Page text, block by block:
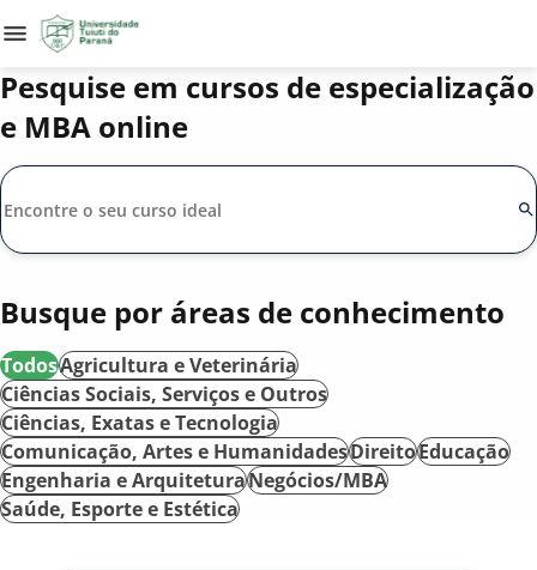
Pesquise em cursos de especialização
e MBA online
Busque por áreas de conhecimento
TodosAgricultura e Veterinária
Ciências Sociais, Serviços e Outros
Ciências, Exatas e Tecnologia
Comunicação, Artes e HumanidadesDireitoEducação
Engenharia e ArquiteturaNegócios/MBA
Saúde, Esporte e Estética